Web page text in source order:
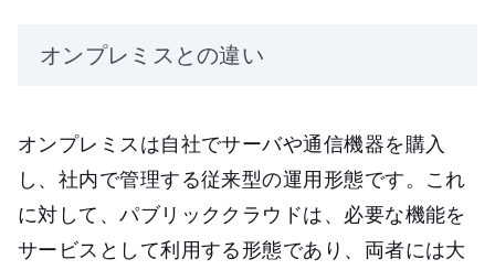
オンプレミスとの違い
オンプレミスは自社でサーバや通信機器を購入
し、社内で管理する従来型の運用形態です。これ
に対して、パブリッククラウドは、必要な機能を
サービスとして利用する形態であり、両者には大